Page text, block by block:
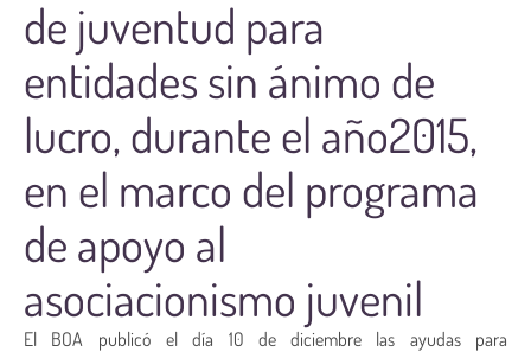
de juventud para
entidades sin ánimo de
lucro, durante el año2015,
en el marco del programa
de apoyo al
asociacionismo juvenil
El BOA publicó el día 10 de diciembre las ayudas para